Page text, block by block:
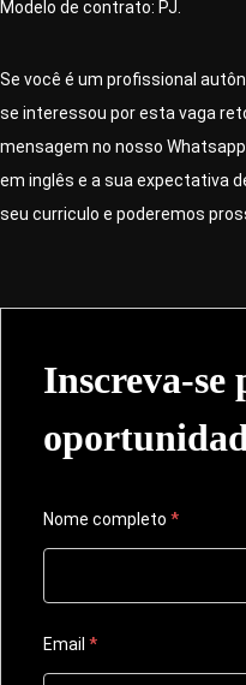
Modelo de contrato: PJ.
Se você é um profissional
se interessou por esta vaga
mensagem no nosso
em inglês e a sua expectativa
seu curriculo e poderemos
Inscreva-se
Nome completo *
Email *